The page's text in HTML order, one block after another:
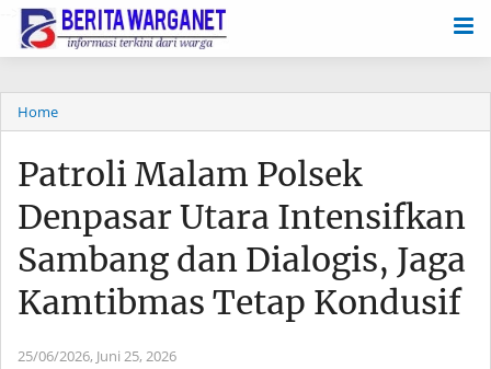
Home
Patroli Malam Polsek
Denpasar Utara Intensifkan
Sambang dan Dialogis, Jaga
Kamtibmas Tetap Kondusif
25/06/2026, Juni 25, 2026